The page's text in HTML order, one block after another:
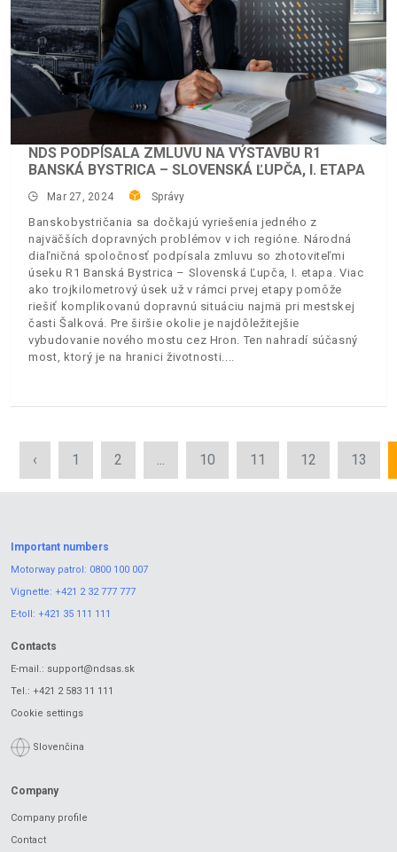
NDS PODPÍSALA ZMLUVU NA VÝSTAVBU R1
BANSKÁ BYSTRICA – SLOVENSKÁ ĽUPČA, I. ETAPA
Mar 27, 2024 Správy
Banskobystričania sa dočkajú vyriešenia jedného z
najväčších dopravných problémov v ich regióne. Národná
diaľničná spoločnosť podpísala zmluvu so zhotoviteľmi
úseku R1 Banská Bystrica – Slovenská Ľupča, I. etapa. Viac
ako trojkilometrový úsek už v rámci prvej etapy pomôže
riešiť komplikovanú dopravnú situáciu najmä pri mestskej
časti Šalková. Pre širšie okolie je najdôležitejšie
vybudovanie nového mostu cez Hron. Ten nahradí súčasný
most, ktorý je na hranici životnosti.
‹ 1 2 ... 10 11 12 13
Important numbers
Motorway patrol: 0800 100 007
Vignette: +421 2 32 777 777
E-toll: +421 35 111 111
Contacts
E-mail.: support@ndsas.sk
Tel.: +421 2 583 11 111
Cookie settings
Slovenčina
Company
Company profile
Contact